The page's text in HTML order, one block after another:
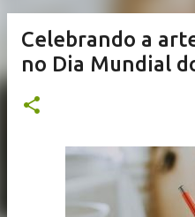
Celebrando a
no Dia Mundial